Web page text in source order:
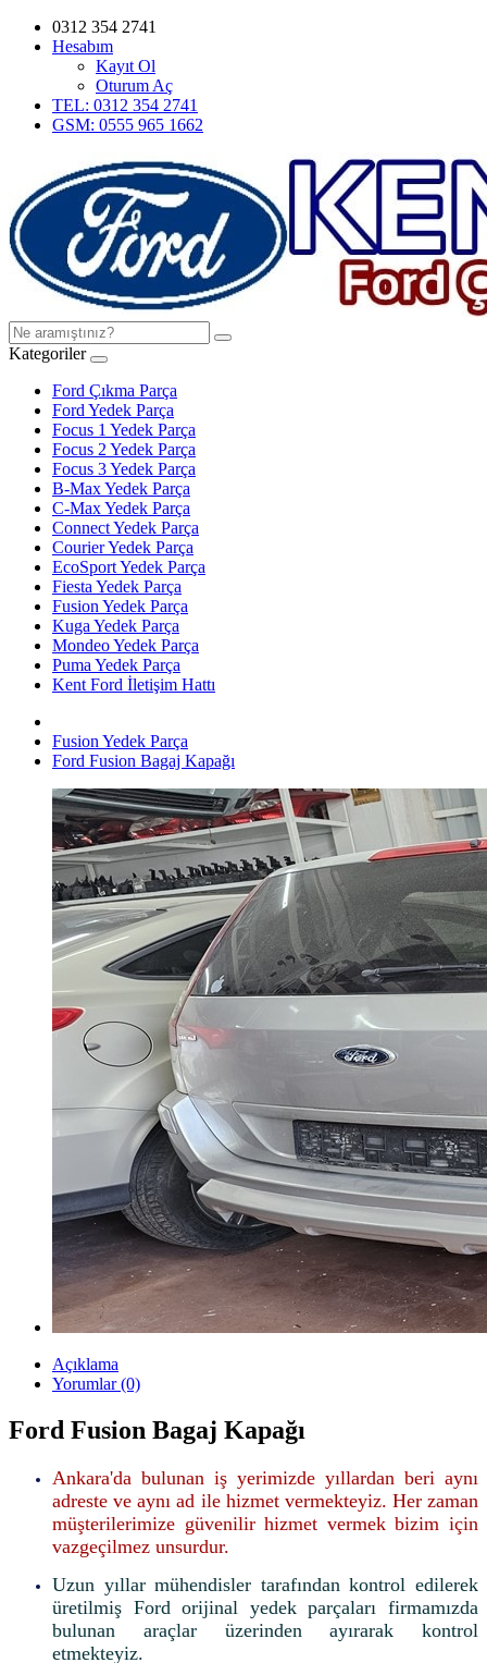
0312 354 2741
Hesabım
Kayıt Ol
Oturum Aç
TEL: 0312 354 2741
GSM: 0555 965 1662
Kategoriler
Ford Çıkma Parça
Ford Yedek Parça
Focus 1 Yedek Parça
Focus 2 Yedek Parça
Focus 3 Yedek Parça
B-Max Yedek Parça
C-Max Yedek Parça
Connect Yedek Parça
Courier Yedek Parça
EcoSport Yedek Parça
Fiesta Yedek Parça
Fusion Yedek Parça
Kuga Yedek Parça
Mondeo Yedek Parça
Puma Yedek Parça
Kent Ford İletişim Hattı
Fusion Yedek Parça
Ford Fusion Bagaj Kapağı
Açıklama
Yorumlar (0)
Ford Fusion Bagaj Kapağı
Ankara'da bulunan iş yerimizde yıllardan beri aynı
adreste ve aynı ad ile hizmet vermekteyiz. Her zaman
müşterilerimize güvenilir hizmet vermek bizim için
vazgeçilmez unsurdur.
Uzun yıllar mühendisler tarafından kontrol edilerek
üretilmiş Ford orijinal yedek parçaları firmamızda
bulunan araçlar üzerinden ayırarak kontrol
etmekteyiz.